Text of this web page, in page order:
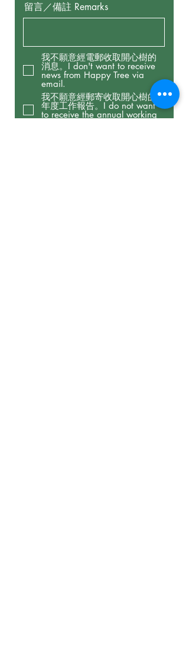
留言／備註 Remarks
我不願意經電郵收取開心樹的
消息。I don't want to receive
news from Happy Tree via
email.
我不願意經郵寄收取開心樹的
年度工作報告。I do not want
to receive the annual working